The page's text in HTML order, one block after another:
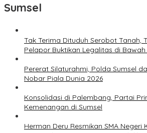
Sumsel
Tak Terima Dituduh Serobot Tanah,
Pelapor Buktikan Legalitas di Bawah
Pererat Silaturahmi, Polda Sumsel
Nobar Piala Dunia 2026
Konsolidasi di Palembang, Partai
Kemenangan di Sumsel
Herman Deru Resmikan SMA Negeri